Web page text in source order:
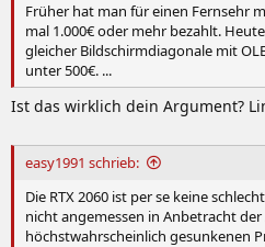
Früher hat man für einen Fernsehr
mal 1.000€ oder mehr bezahlt.
gleicher Bildschirmdiagonale mit
unter 500€. ...
Ist das wirklich dein Argument?
easy1991 schrieb:
Die RTX 2060 ist per se keine
nicht angemessen in Anbetracht
höchstwahrscheinlich gesunkenen